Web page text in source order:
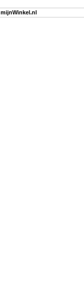
mijnWinkel.nl